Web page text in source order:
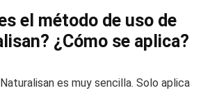
el método de uso de
¿Cómo se aplica?
es muy sencilla. Solo aplica